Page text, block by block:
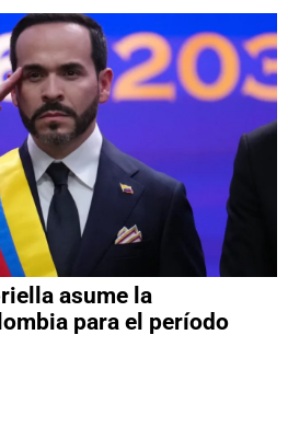
asume la
para el período